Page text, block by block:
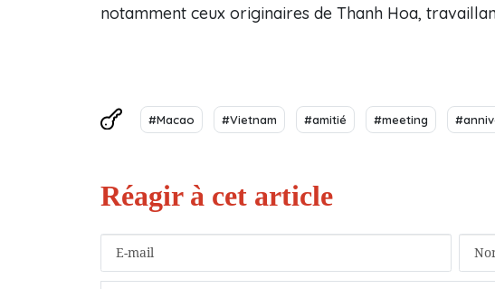
notamment ceux originaires de Thanh Hoa,
#Macao #Vietnam #amitié #meeting